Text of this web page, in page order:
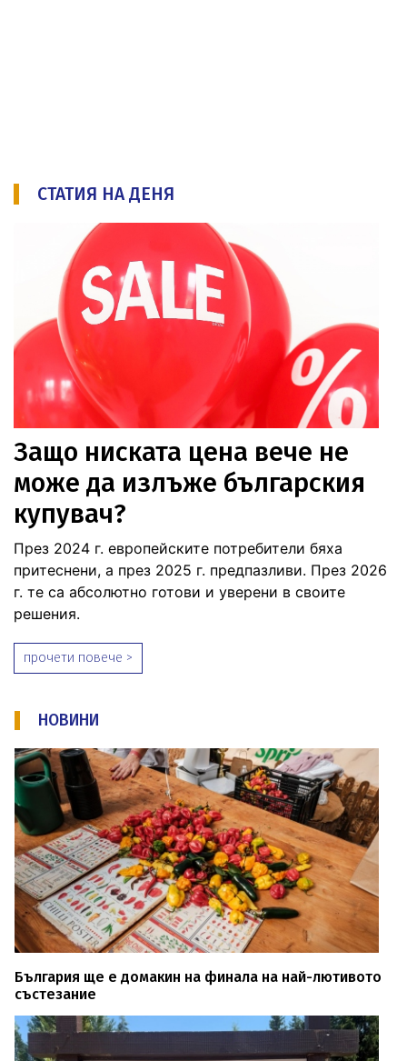
СТАТИЯ НА ДЕНЯ
Защо ниската цена вече не
може да излъже българския
купувач?
През 2024 г. европейските потребители бяха
притеснени, а през 2025 г. предпазливи. През 2026
г. те са абсолютно готови и уверени в своите
решения.
прочети повече >
НОВИНИ
България ще е домакин на финала на най-лютивото
състезание